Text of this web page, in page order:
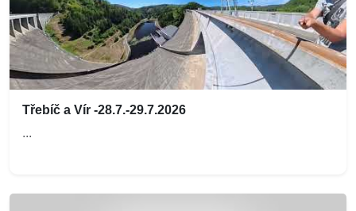
Třebíč a Vír -28.7.-29.7.2026
...